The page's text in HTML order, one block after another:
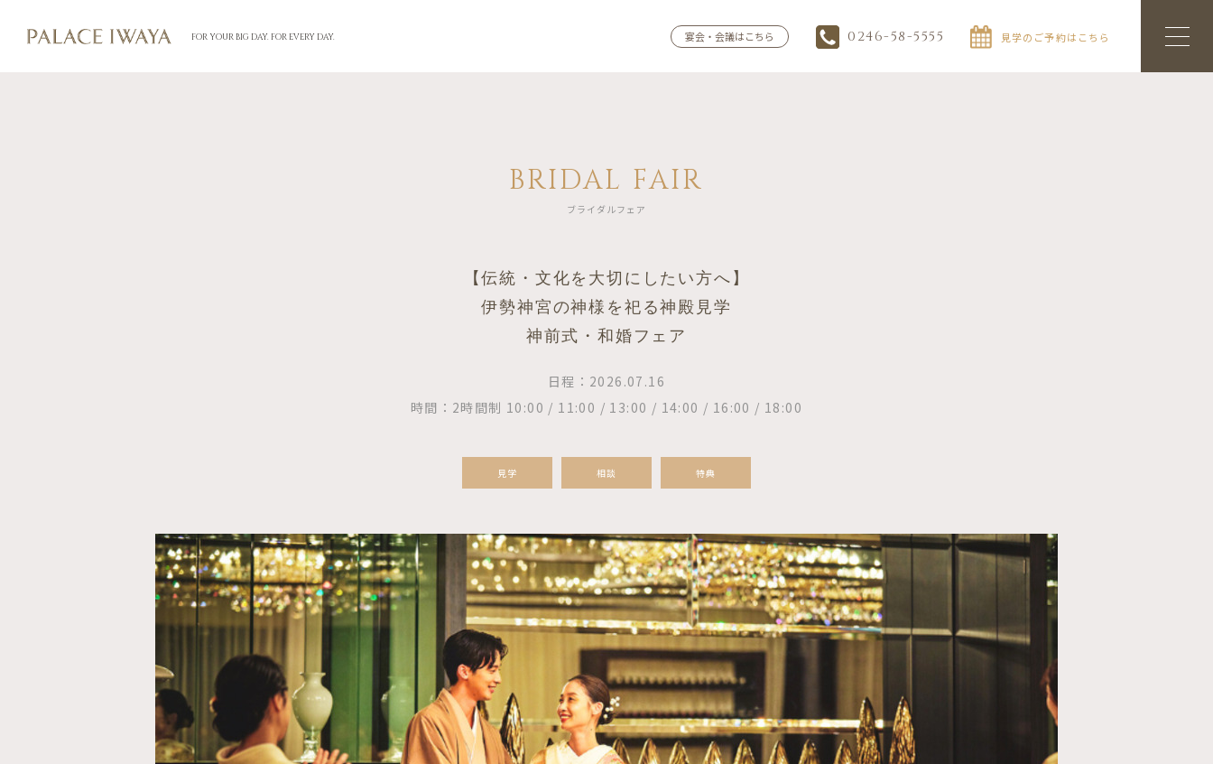
FOR YOUR BIG DAY. FOR EVERY DAY. 宴会・会議はこちら 0246-58-5555 見学のご予約はこちら
BRIDAL FAIR
ブライダルフェア
【伝統・文化を大切にしたい方へ】
伊勢神宮の神様を祀る神殿見学
神前式・和婚フェア
日程：2026.07.16
時間：2時間制 10:00 / 11:00 / 13:00 / 14:00 / 16:00 / 18:00
見学 相談 特典